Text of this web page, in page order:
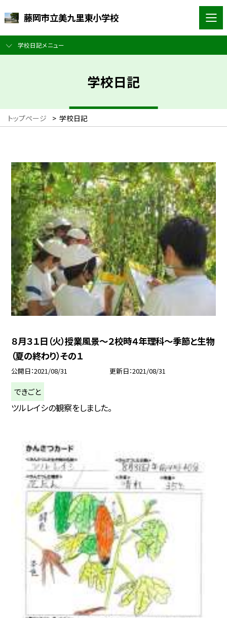
藤岡市立美九里東小学校
学校日記メニュー
学校日記
トップページ > 学校日記
８月３１日（火）授業風景〜２校時４年理科〜季節と生物
（夏の終わり）その１
公開日 2021/08/31 更新日 2021/08/31
できごと
ツルレイシの観察をしました。